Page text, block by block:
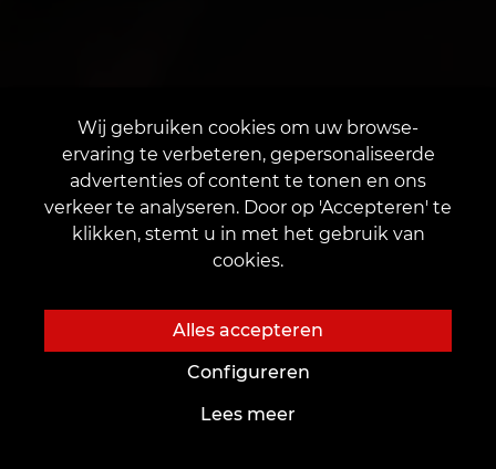
Wij gebruiken cookies om uw browse-
ervaring te verbeteren, gepersonaliseerde
advertenties of content te tonen en ons
verkeer te analyseren. Door op 'Accepteren' te
klikken, stemt u in met het gebruik van
cookies.
Alles accepteren
Configureren
Lees meer